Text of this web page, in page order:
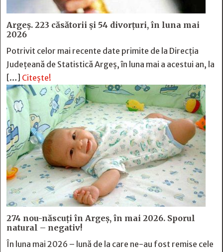
Argeș. 223 căsătorii și 54 divorțuri, în luna mai
2026
Potrivit celor mai recente date primite de la Direcția
Județeană de Statistică Argeș, în luna mai a acestui an, la
[…] Citește!
274 nou-născuți în Argeș, în mai 2026. Sporul
natural – negativ!
În luna mai 2026 – lună de la care ne-au fost remise cele